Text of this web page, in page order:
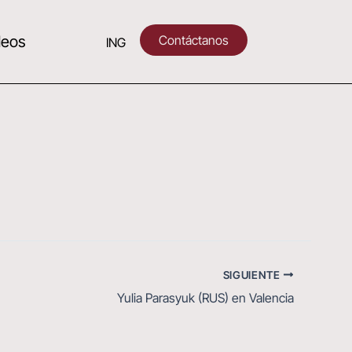
ING Contáctanos
SIGUIENTE
Yulia Parasyuk (RUS) en Valencia